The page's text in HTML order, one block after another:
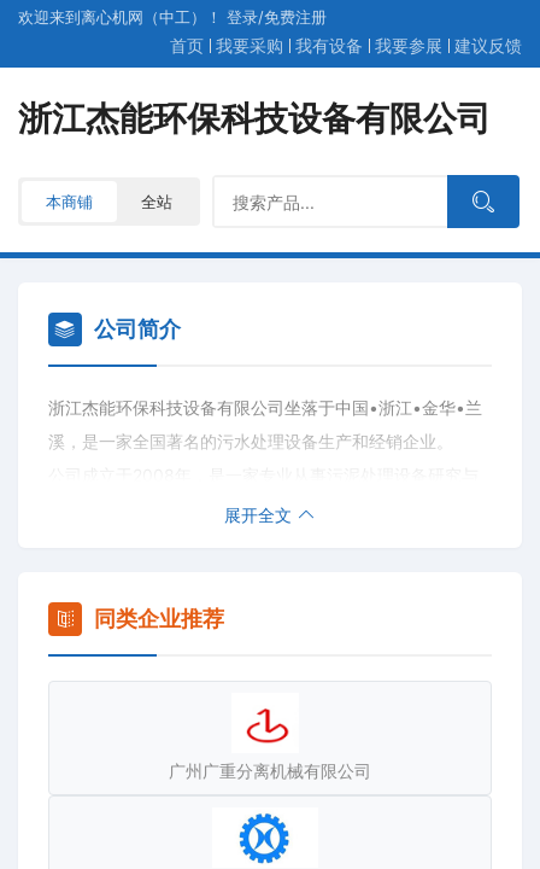
欢迎来到离心机网（中工）！ 登录/免费注册
首页 我要采购 我有设备 我要参展 建议反馈
浙江杰能环保科技设备有限公司
本商铺 全站
公司简介
浙江杰能环保科技设备有限公司坐落于中国•浙江•金华•兰
溪，是一家全国著名的污水处理设备生产和经销企业。
生产的企业。针对国内广阔的市场，公司以下设机构杰能研
拥有自主创新的优质品牌，满足不同工业领域客户的需求。
好的固液分离设备”的产品理念，在市场竞争异常激烈的今
天，凭借强大的技术支持和高效的售后服务，杰能依然完成
了全方位、多层次的市场布局。目前，公司的销售网络已经
遍布中国境内多个省市。
杰能环保，2009年被评为“中国环保行业十大影响力品牌”，
并荣获“省重质量守承诺创品牌三满意单位”“重质量守诚信优
展开全文
同类企业推荐
广州广重分离机械有限公司